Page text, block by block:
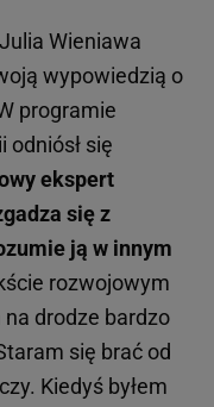
Wieniawa
wypowiedzią o
programie
odniósł się
ekspert
się z
ją w innym
rozwojowym
drodze bardzo
się brać od
Kiedyś byłem